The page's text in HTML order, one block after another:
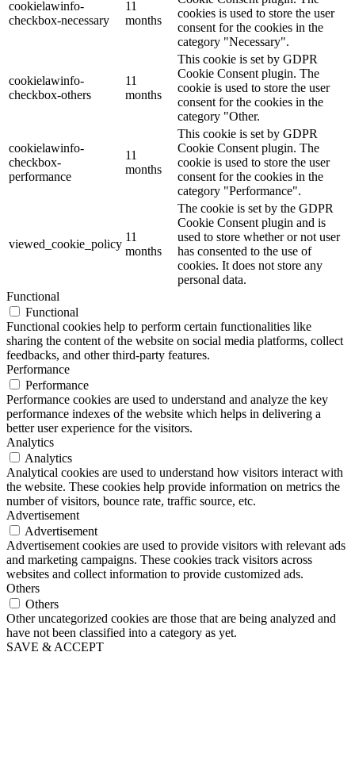
cookielawinfo-
checkbox-necessary
11
months
cookies is used to store the user
consent for the cookies in the
category "Necessary".
cookielawinfo-
checkbox-others
11
months
This cookie is set by GDPR
Cookie Consent plugin. The
cookie is used to store the user
consent for the cookies in the
category "Other.
cookielawinfo-
checkbox-
performance
11
months
This cookie is set by GDPR
Cookie Consent plugin. The
cookie is used to store the user
consent for the cookies in the
category "Performance".
viewed_cookie_policy
11
months
The cookie is set by the GDPR
Cookie Consent plugin and is
used to store whether or not user
has consented to the use of
cookies. It does not store any
personal data.
Functional
Functional
Functional cookies help to perform certain functionalities like
sharing the content of the website on social media platforms, collect
feedbacks, and other third-party features.
Performance
Performance
Performance cookies are used to understand and analyze the key
performance indexes of the website which helps in delivering a
better user experience for the visitors.
Analytics
Analytics
Analytical cookies are used to understand how visitors interact with
the website. These cookies help provide information on metrics the
number of visitors, bounce rate, traffic source, etc.
Advertisement
Advertisement
Advertisement cookies are used to provide visitors with relevant ads
and marketing campaigns. These cookies track visitors across
websites and collect information to provide customized ads.
Others
Others
Other uncategorized cookies are those that are being analyzed and
have not been classified into a category as yet.
SAVE & ACCEPT